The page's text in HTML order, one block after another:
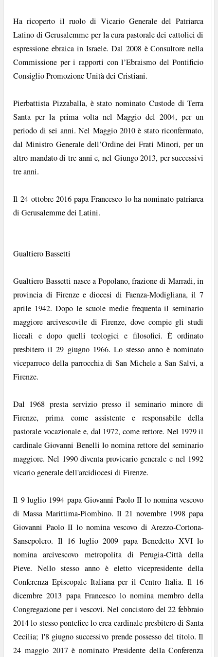
Ha ricoperto il ruolo di Vicario Generale del Patriarca
Latino di Gerusalemme per la cura pastorale dei cattolici di
espressione ebraica in Israele. Dal 2008 è Consultore nella
Commissione per i rapporti con l’Ebraismo del Pontificio
Consiglio Promozione Unità dei Cristiani.
Pierbattista Pizzaballa, è stato nominato Custode di Terra
Santa per la prima volta nel Maggio del 2004, per un
periodo di sei anni. Nel Maggio 2010 è stato riconfermato,
dal Ministro Generale dell’Ordine dei Frati Minori, per un
altro mandato di tre anni e, nel Giungo 2013, per successivi
tre anni.
Il 24 ottobre 2016 papa Francesco lo ha nominato patriarca
di Gerusalemme dei Latini.
Gualtiero Bassetti
Gualtiero Bassetti nasce a Popolano, frazione di Marradi, in
provincia di Firenze e diocesi di Faenza-Modigliana, il 7
aprile 1942. Dopo le scuole medie frequenta il seminario
maggiore arcivescovile di Firenze, dove compie gli studi
liceali e dopo quelli teologici e filosofici. È ordinato
presbitero il 29 giugno 1966. Lo stesso anno è nominato
viceparroco della parrocchia di San Michele a San Salvi, a
Firenze.
Dal 1968 presta servizio presso il seminario minore di
Firenze, prima come assistente e responsabile della
pastorale vocazionale e, dal 1972, come rettore. Nel 1979 il
cardinale Giovanni Benelli lo nomina rettore del seminario
maggiore. Nel 1990 diventa provicario generale e nel 1992
vicario generale dell'arcidiocesi di Firenze.
Il 9 luglio 1994 papa Giovanni Paolo II lo nomina vescovo
di Massa Marittima-Piombino. Il 21 novembre 1998 papa
Giovanni Paolo II lo nomina vescovo di Arezzo-Cortona-
Sansepolcro. Il 16 luglio 2009 papa Benedetto XVI lo
nomina arcivescovo metropolita di Perugia-Città della
Pieve. Nello stesso anno è eletto vicepresidente della
Conferenza Episcopale Italiana per il Centro Italia. Il 16
dicembre 2013 papa Francesco lo nomina membro della
Congregazione per i vescovi. Nel concistoro del 22 febbraio
2014 lo stesso pontefice lo crea cardinale presbitero di Santa
Cecilia; l'8 giugno successivo prende possesso del titolo. Il
24 maggio 2017 è nominato Presidente della Conferenza